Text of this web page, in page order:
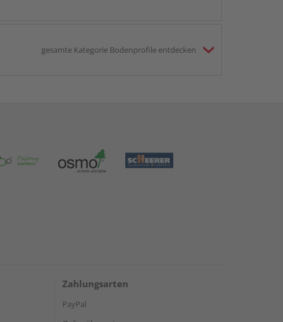
gesamte Kategorie Bodenprofile entdecken
Zahlungsarten
PayPal